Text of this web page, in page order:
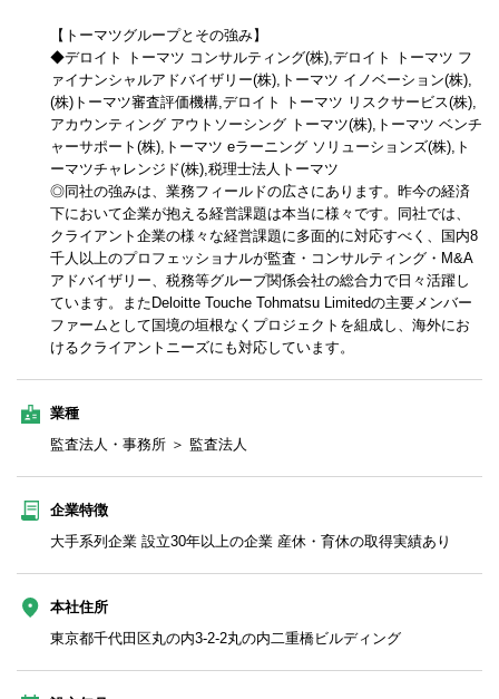
【トーマツグループとその強み】
◆デロイト トーマツ コンサルティング(株),デロイト トーマツ フ
ァイナンシャルアドバイザリー(株),トーマツ イノベーション(株),
(株)トーマツ審査評価機構,デロイト トーマツ リスクサービス(株),
アカウンティング アウトソーシング トーマツ(株),トーマツ ベンチ
ャーサポート(株),トーマツ eラーニング ソリューションズ(株),ト
ーマツチャレンジド(株),税理士法人トーマツ
◎同社の強みは、業務フィールドの広さにあります。昨今の経済
下において企業が抱える経営課題は本当に様々です。同社では、
クライアント企業の様々な経営課題に多面的に対応すべく、国内8
千人以上のプロフェッショナルが監査・コンサルティング・M&A
アドバイザリー、税務等グループ関係会社の総合力で日々活躍し
ています。またDeloitte Touche Tohmatsu Limitedの主要メンバー
ファームとして国境の垣根なくプロジェクトを組成し、海外にお
けるクライアントニーズにも対応しています。
業種
監査法人・事務所 ＞ 監査法人
企業特徴
大手系列企業 設立30年以上の企業 産休・育休の取得実績あり
本社住所
東京都千代田区丸の内3‐2‐2丸の内二重橋ビルディング